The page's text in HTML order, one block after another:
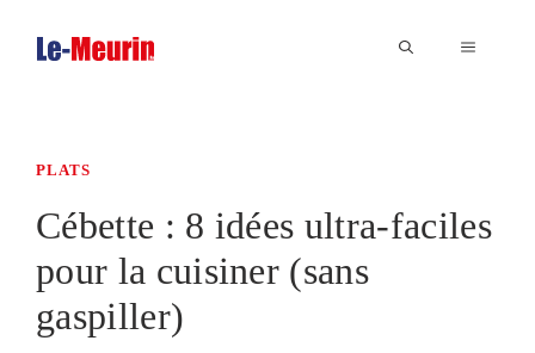
MENU
PLATS
Cébette : 8 idées ultra-faciles
pour la cuisiner (sans
gaspiller)